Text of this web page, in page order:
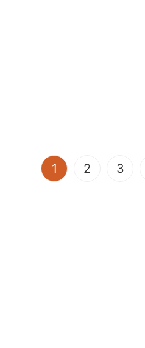
1 (current)
2 3